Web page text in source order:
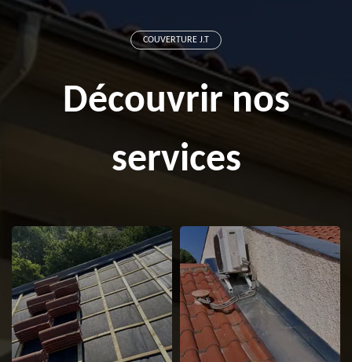
COUVERTURE J.T
Découvrir nos
services